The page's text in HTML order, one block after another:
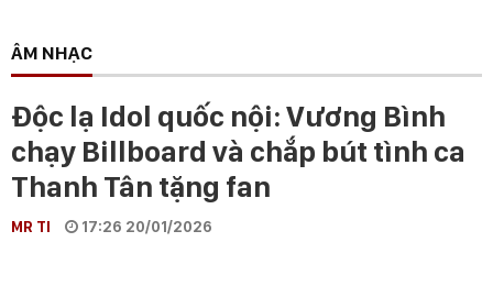
ÂM NHẠC
Độc lạ Idol quốc nội: Vương Bình
chạy Billboard và chắp bút tình ca
Thanh Tân tặng fan
MR TI 17:26 20/01/2026